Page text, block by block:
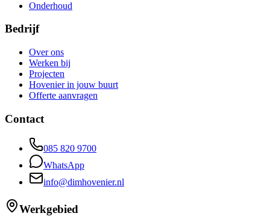
Onderhoud
Bedrijf
Over ons
Werken bij
Projecten
Hovenier in jouw buurt
Offerte aanvragen
Contact
085 820 9700
WhatsApp
info@dimhovenier.nl
Werkgebied